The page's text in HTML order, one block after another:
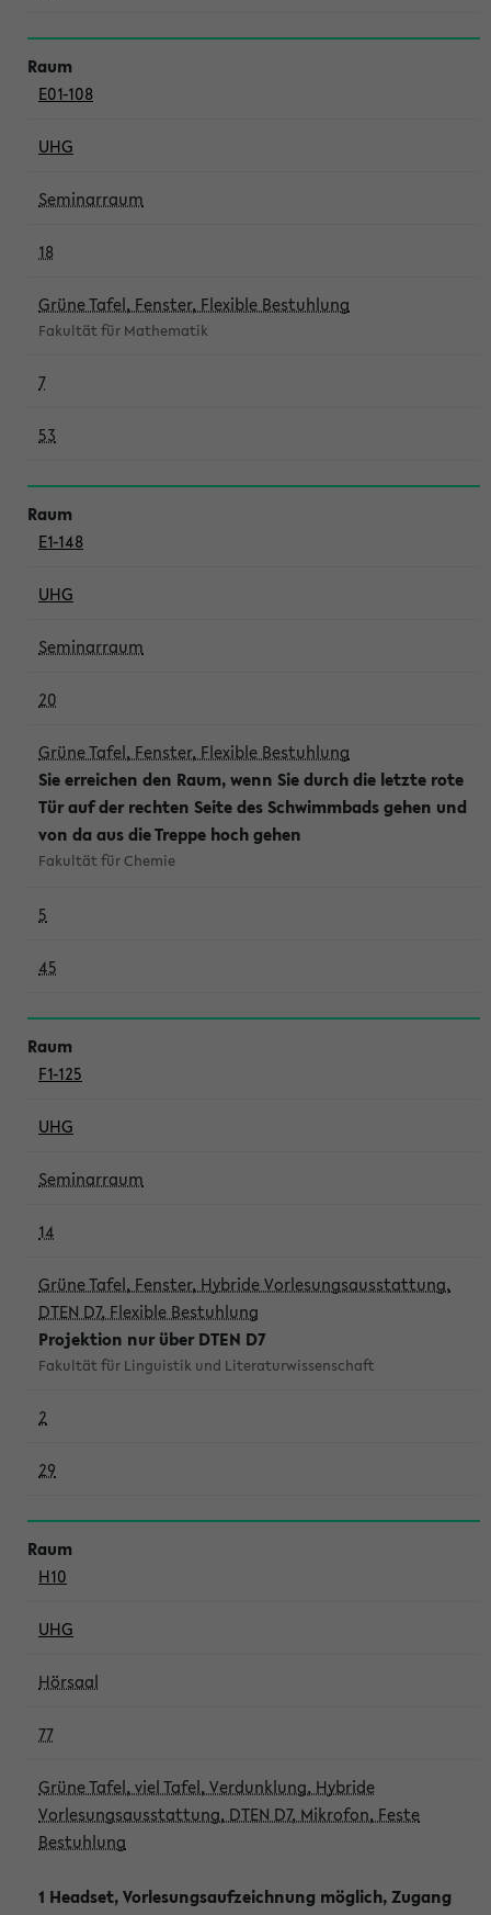
E01-108
UHG
Seminarraum
18
Grüne Tafel, Fenster, Flexible Bestuhlung
Fakultät für Mathematik
7
53
E1-148
UHG
Seminarraum
20
Grüne Tafel, Fenster, Flexible Bestuhlung
Sie erreichen den Raum, wenn Sie durch die letzte rote
Tür auf der rechten Seite des Schwimmbads gehen und
von da aus die Treppe hoch gehen
Fakultät für Chemie
5
45
F1-125
UHG
Seminarraum
14
Grüne Tafel, Fenster, Hybride Vorlesungsausstattung,
DTEN D7, Flexible Bestuhlung
Projektion nur über DTEN D7
Fakultät für Linguistik und Literaturwissenschaft
2
29
H10
UHG
Hörsaal
77
Grüne Tafel, viel Tafel, Verdunklung, Hybride
Vorlesungsausstattung, DTEN D7, Mikrofon, Feste
Bestuhlung
1 Headset, Vorlesungsaufzeichnung möglich, Zugang